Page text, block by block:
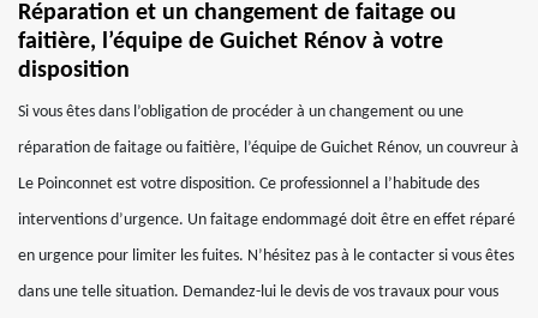
Réparation et un changement de faitage ou
faitière, l’équipe de Guichet Rénov à votre
disposition
Si vous êtes dans l’obligation de procéder à un changement ou une
réparation de faitage ou faitière, l’équipe de Guichet Rénov, un couvreur à
Le Poinconnet est votre disposition. Ce professionnel a l’habitude des
interventions d’urgence. Un faitage endommagé doit être en effet réparé
en urgence pour limiter les fuites. N’hésitez pas à le contacter si vous êtes
dans une telle situation. Demandez-lui le devis de vos travaux pour vous